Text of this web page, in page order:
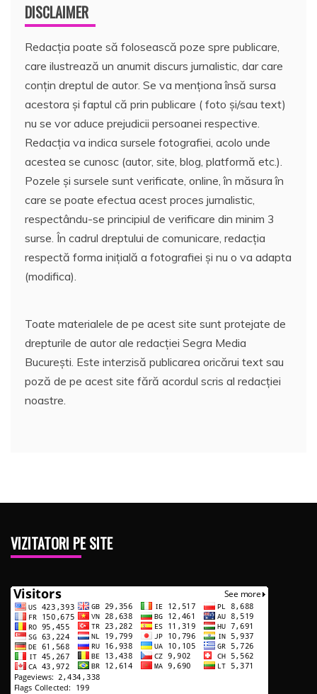
DISCLAIMER
Redacția poate să folosească poze spre publicare,
care ilustrează un anumit discurs jurnalistic, dar care
conțin dreptul de autor. Se va menționa însă sursa
acestora și faptul că prin publicare ( foto și/sau text)
nu se vor aduce prejudicii persoanei respective.
Redacția va indica sursele fotografiei, acolo unde
acestea se cunosc (autor, site, blog, platformă etc.).
Pozele și sursele sunt verificate, online, în măsura în
care se poate efectua acest proces jurnalistic,
respectându-se principiul de verificare din minim 3
surse. În cadrul dreptului de comunicare, redacția
respectă forma inițială a fotografiei și nu o va adapta
(modifica).
Toate materialele de pe acest site sunt protejate de
drepturile de autor ale redacției Segra Media
București. Este interzisă publicarea oricărui text sau
poză de pe acest site fără acordul scris al redacției
noastre.
VIZITATORI PE SITE